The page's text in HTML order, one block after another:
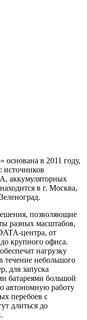
в 2011 году,
источников
аккумуляторных
в г. Москва,
позволяющие
разных масштабов,
центра, от
крупного офиса.
нагрузку
течение небольшого
для запуска
батареями большой
автономную работу
перебоев с
длиться до